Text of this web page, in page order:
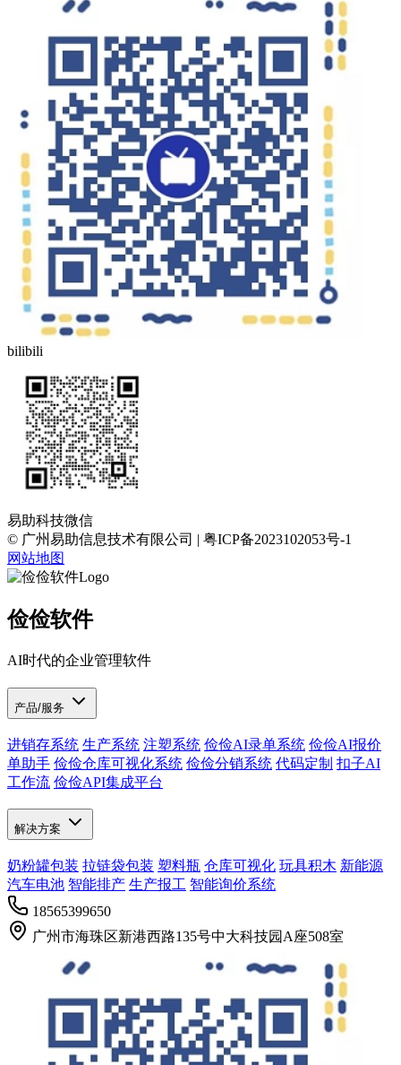
bilibili
易助科技微信
© 广州易助信息技术有限公司 | 粤ICP备2023102053号-1
网站地图
俭俭软件
AI时代的企业管理软件
产品/服务
进销存系统 生产系统 注塑系统 俭俭AI录单系统 俭俭AI报价
单助手 俭俭仓库可视化系统 俭俭分销系统 代码定制 扣子AI
工作流 俭俭API集成平台
解决方案
奶粉罐包装 拉链袋包装 塑料瓶 仓库可视化 玩具积木 新能源
汽车电池 智能排产 生产报工 智能询价系统
18565399650
广州市海珠区新港西路135号中大科技园A座508室